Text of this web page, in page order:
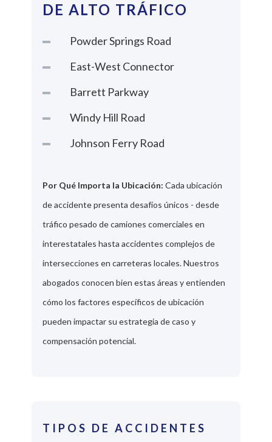
DE ALTO TRÁFICO
Powder Springs Road
East-West Connector
Barrett Parkway
Windy Hill Road
Johnson Ferry Road
Por Qué Importa la Ubicación: Cada ubicación
de accidente presenta desafíos únicos - desde
tráfico pesado de camiones comerciales en
interestatales hasta accidentes complejos de
intersecciones en carreteras locales. Nuestros
abogados conocen bien estas áreas y entienden
cómo los factores específicos de ubicación
pueden impactar su estrategia de caso y
compensación potencial.
TIPOS DE ACCIDENTES